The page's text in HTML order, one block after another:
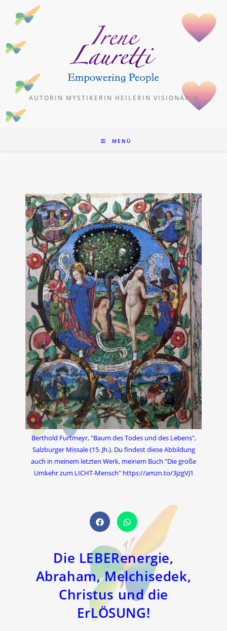
Inhalt
AUTORIN MYSTIKERIN HEILERIN VISIONÄRIN
MENÜ
Berthold Furtmeyr, "Baum des Todes und des Lebens",
Salzburger Missale (15. Jh.). Du findest diese Abbildung
auch in meinem letzten Werk, meinem Buch "Die große
Umkehr zum LICHT-Mensch" https://amzn.to/3jzgVJ1
Öffnet
in
neuen
Fenster
Öffnet
in
einem
neuen
Fenster
Die LEBERenergie,
Abraham, Melchisedek,
Christus und die
ErLÖSUNG!